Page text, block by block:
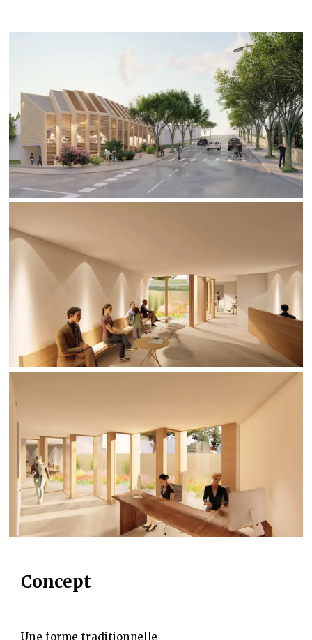
Concept
Une forme traditionnelle